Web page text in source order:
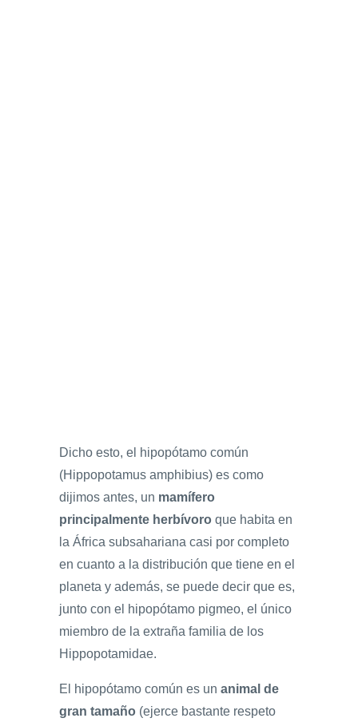
Dicho esto, el hipopótamo común
(Hippopotamus amphibius) es como
dijimos antes, un mamífero
principalmente herbívoro que habita en
la África subsahariana casi por completo
en cuanto a la distribución que tiene en el
planeta y además, se puede decir que es,
junto con el hipopótamo pigmeo, el único
miembro de la extraña familia de los
Hippopotamidae.
El hipopótamo común es un animal de
gran tamaño (ejerce bastante respeto